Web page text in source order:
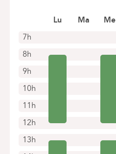
+32 2 434 37 42
Alleen telefonische afspraken
7h
8h
9h
10h
11h
12h
13h
Lu Ma Me